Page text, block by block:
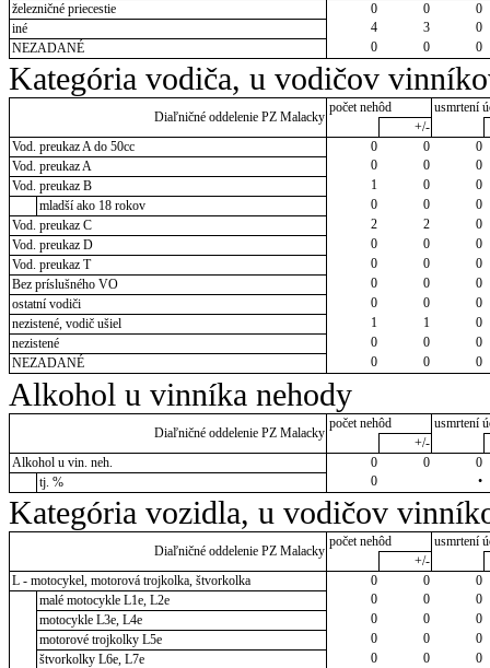
železničné priecestie
0 0
0
iné
4 3
0
NEZADANÉ
0 0 0
Kategória vodiča, u vodičov
Diaľničné oddelenie PZ Malacky
počet nehôd
usmrtení
+/-
Vod. preukaz A do 50cc
0 0
0
Vod. preukaz A
0 0
0
Vod. preukaz B
1 0
0
mladší ako 18 rokov
0 0
0
Vod. preukaz C
2 2
0
Vod. preukaz D
0 0
0
Vod. preukaz T
0 0
0
Bez príslušného VO
0 0
0
ostatní vodiči
0 0
0
nezistené, vodič ušiel
1 1
0
nezistené
0 0
0
NEZADANÉ
0 0 0
Alkohol u vinníka nehody
Diaľničné oddelenie PZ Malacky
počet nehôd
usmrtení
+/-
Alkohol u vin. neh.
0 0
0
tj. %
0 •
Kategória vozidla, u vodičov
Diaľničné oddelenie PZ Malacky
počet nehôd
usmrtení
+/-
L - motocykel, motorová trojkolka, štvorkolka
0 0
0
malé motocykle L1e, L2e
0 0
0
motocykle L3e, L4e
0 0
0
motorové trojkolky L5e
0 0
0
štvorkolky L6e, L7e
0 0
0